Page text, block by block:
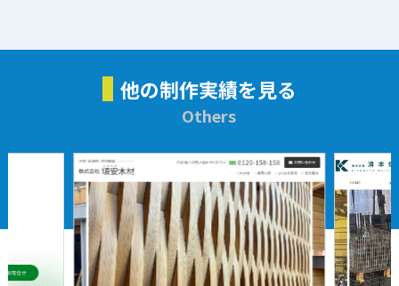
他の制作実績を見る
Others